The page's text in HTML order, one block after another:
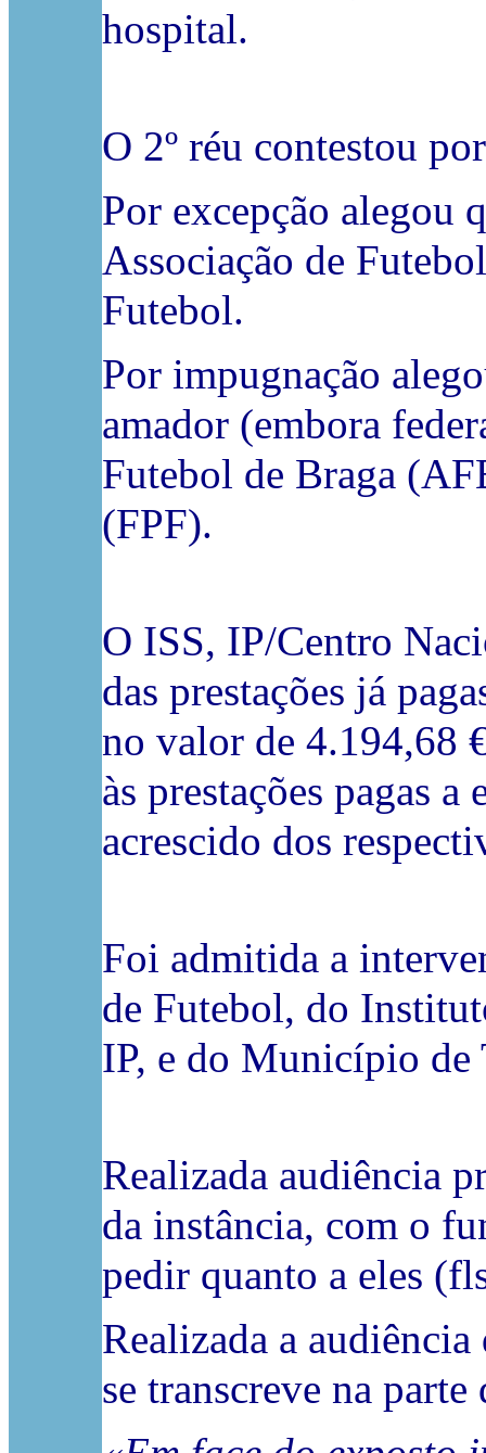
hospital.
O 2º réu contestou
Por excepção alegou
Associação de
Futebol.
Por impugnação
amador (embora
Futebol de Braga
(FPF).
O ISS, IP/Centro
das prestações já
no valor de 4.194,68
às prestações pagas
acrescido dos
Foi admitida a
de Futebol, do
IP, e do Município de
Realizada audiência
da instância, com o
pedir quanto a eles
Realizada a
se transcreve na